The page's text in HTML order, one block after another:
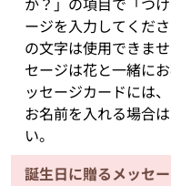
ージを入力してくだ
の文字は使用できま
セージは花と一緒に
ッセージカードには
お名前を入れる場合
い。
誕生日に贈るメッセ